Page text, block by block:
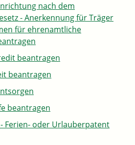
nach dem
- Anerkennung für Träger
für ehrenamtliche
beantragen
beantragen
beantragen
Ferien- oder Urlauberpatent